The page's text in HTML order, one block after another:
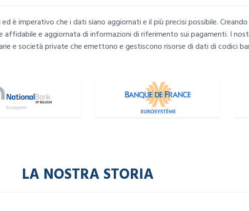
è imperativo che i dati siano aggiornati e il più precisi possibile.
e aggiornata di informazioni di riferimento sui pagamenti. I
e società private che emettono e gestiscono risorse di dati di codici
LA NOSTRA STORIA